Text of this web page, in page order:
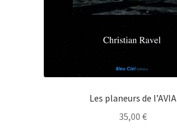
Les planeurs de l’AVIA
35,00 €